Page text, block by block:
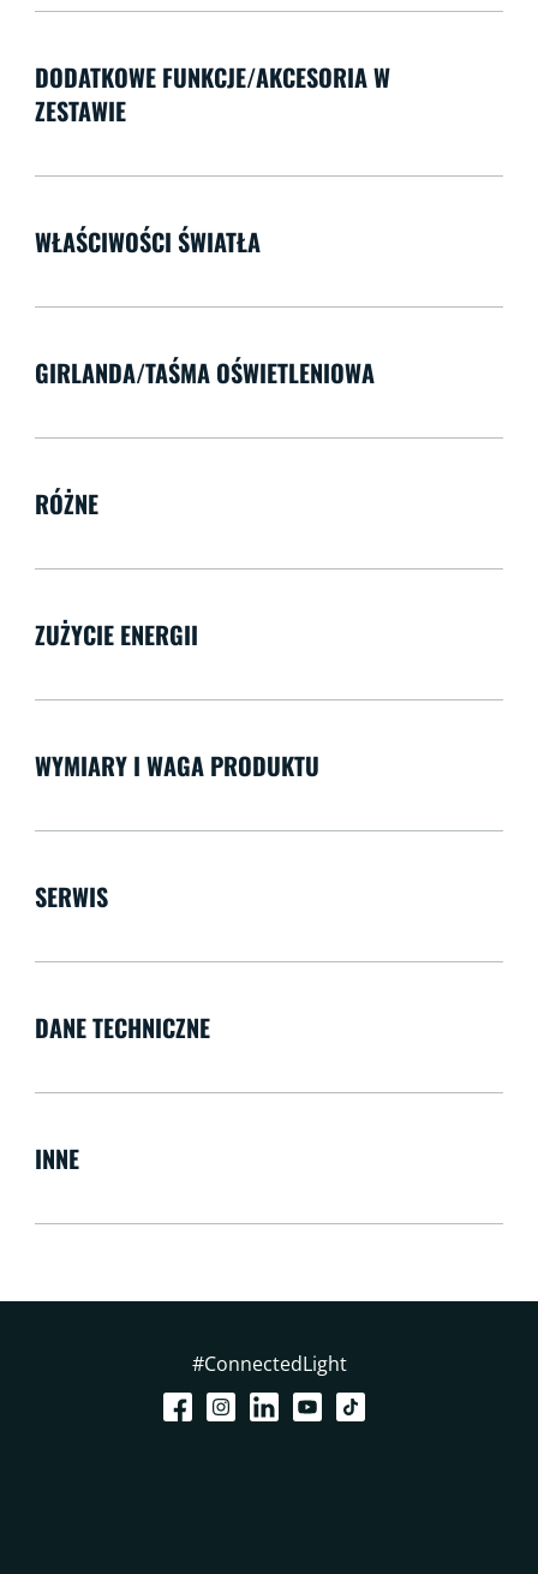
DODATKOWE FUNKCJE/AKCESORIA W
ZESTAWIE
WŁAŚCIWOŚCI ŚWIATŁA
GIRLANDA/TAŚMA OŚWIETLENIOWA
RÓŻNE
ZUŻYCIE ENERGII
WYMIARY I WAGA PRODUKTU
SERWIS
DANE TECHNICZNE
INNE
#ConnectedLight